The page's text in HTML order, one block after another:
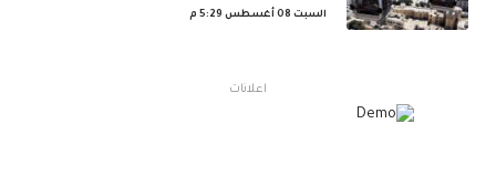
السبت 08 أغسطس 5:29 م
اعلانات